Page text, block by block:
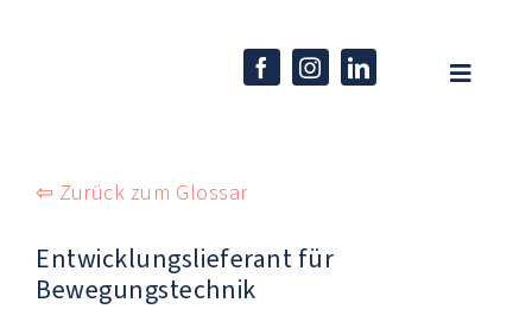
Toggle
Unternehmen
Kompetenzen
⇦ Zurück zum Glossar
Entwicklungslieferant für
Bewegungstechnik